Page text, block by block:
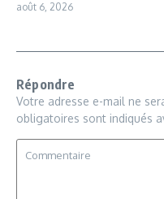
août 6, 2026
Répondre
Votre adresse e-mail ne
obligatoires sont indiqués